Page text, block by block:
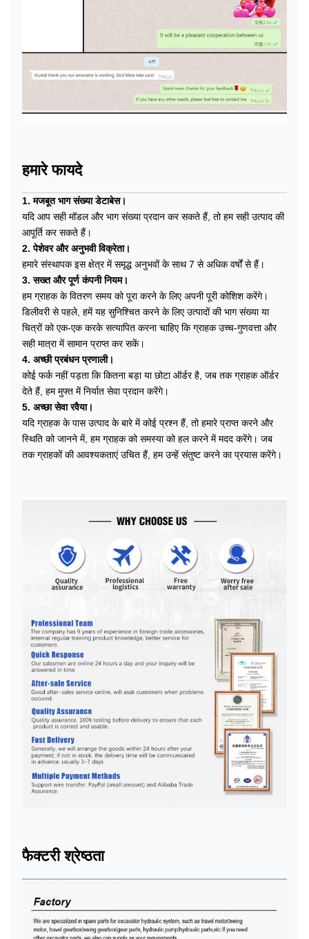
हमारे फायदे
1. मजबूत भाग संख्या डेटाबेस।
यदि आप सही मॉडल और भाग संख्या प्रदान कर सकते हैं, तो हम सही उत्पाद की
आपूर्ति कर सकते हैं।
2. पेशेवर और अनुभवी विक्रेता।
हमारे संस्थापक इस क्षेत्र में समृद्ध अनुभवों के साथ 7 से अधिक वर्षों से हैं।
3. सख्त और पूर्ण कंपनी नियम।
हम ग्राहक के वितरण समय को पूरा करने के लिए अपनी पूरी कोशिश करेंगे।
डिलीवरी से पहले, हमें यह सुनिश्चित करने के लिए उत्पादों की भाग संख्या या
चित्रों को एक-एक करके सत्यापित करना चाहिए कि ग्राहक उच्च-गुणवत्ता और
सही मात्रा में सामान प्राप्त कर सकें।
4. अच्छी प्रबंधन प्रणाली।
कोई फर्क नहीं पड़ता कि कितना बड़ा या छोटा ऑर्डर है, जब तक ग्राहक ऑर्डर
देते हैं, हम मुफ्त में निर्यात सेवा प्रदान करेंगे।
5. अच्छा सेवा रवैया।
यदि ग्राहक के पास उत्पाद के बारे में कोई प्रश्न हैं, तो हमारे प्राप्त करने और
स्थिति को जानने में, हम ग्राहक को समस्या को हल करने में मदद करेंगे। जब
तक ग्राहकों की आवश्यकताएं उचित हैं, हम उन्हें संतुष्ट करने का प्रयास करेंगे।
फैक्टरी श्रेष्ठता